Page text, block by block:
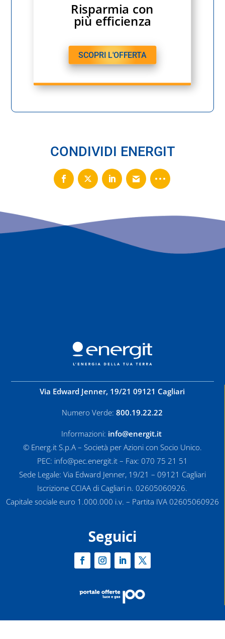
Risparmia con
più efficienza
SCOPRI L'OFFERTA
CONDIVIDI ENERGIT
Via Edward Jenner, 19/21 09121 Cagliari
Numero Verde: 800.19.22.22
Informazioni: info@energit.it
© Energ.it S.p.A – Società per Azioni con Socio Unico.
PEC: info@pec.energit.it – Fax: 070 75 21 51
Sede Legale: Via Edward Jenner, 19/21 – 09121 Cagliari
Iscrizione CCIAA di Cagliari n. 02605060926.
Capitale sociale euro 1.000.000 i.v. – Partita IVA 02605060926
Seguici